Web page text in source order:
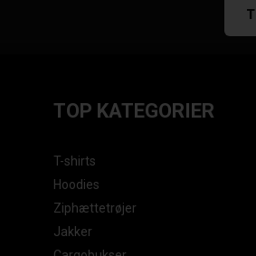
TOP KATEGORIER
T-shirts
Hoodies
Ziphættetrøjer
Jakker